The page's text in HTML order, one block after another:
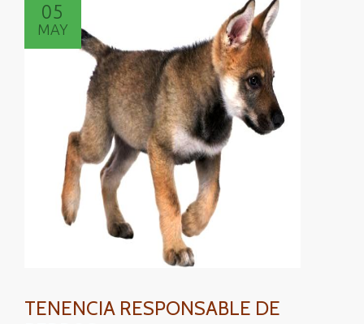
05
MAY
TENENCIA RESPONSABLE DE